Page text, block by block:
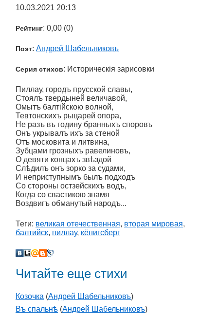
10.03.2021 20:13
Рейтинг: 0,00 (0)
Поэт: Андрей Шабельниковъ
Серия стихов: Историческiя зарисовки
Пиллау, городъ прусской славы,
Стоялъ твердыней величавой,
Омытъ балтiйскою волной,
Тевтонскихъ рыцарей опора,
Не разъ въ годину бранныхъ споровъ
Онъ укрывалъ ихъ за стеной
Отъ московита и литвина,
Зубцами грозныхъ равелиновъ,
О девяти концахъ звѣздой
Слѣдилъ онъ зорко за судами,
И неприступнымъ былъ подходъ
Со стороны остзейскихъ водъ,
Когда со свастикою знамя
Воздвигъ обманутый народъ...
Теги: великая отечественная, вторая мировая,
балтийск, пиллау, кёнигсберг
Читайте еще стихи
Козочка (Андрей Шабельниковъ)
Въ спальнѣ (Андрей Шабельниковъ)